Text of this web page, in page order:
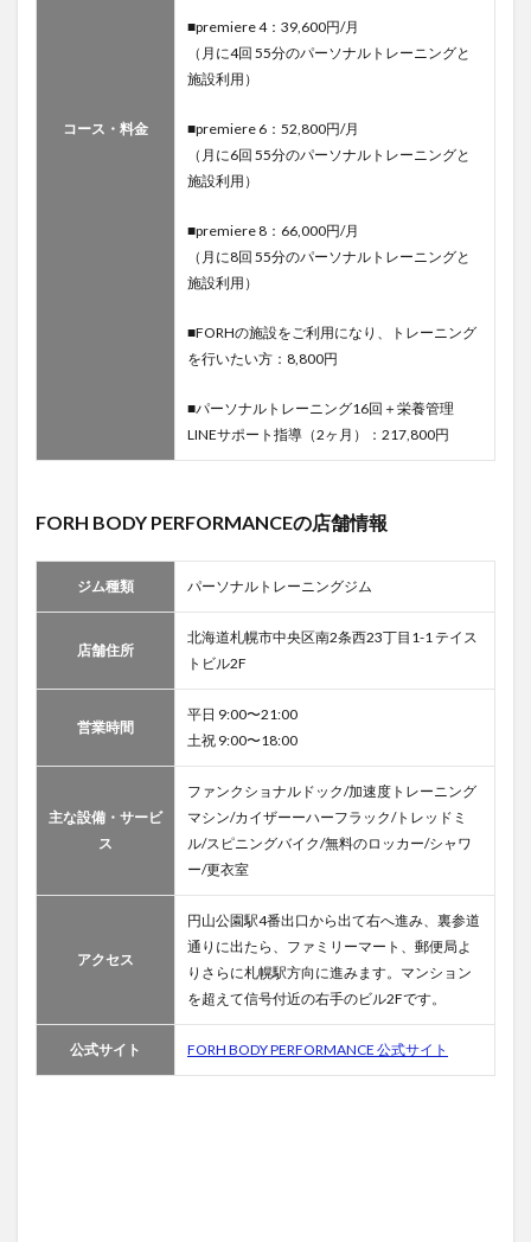
コース・料金
■premiere 4：39,600円/月
（月に4回 55分のパーソナルトレーニングと
施設利用）
■premiere 6：52,800円/月
（月に6回 55分のパーソナルトレーニングと
施設利用）
■premiere 8：66,000円/月
（月に8回 55分のパーソナルトレーニングと
施設利用）
■FORHの施設をご利用になり、トレーニング
を行いたい方：8,800円
■パーソナルトレーニング16回＋栄養管理
LINEサポート指導（2ヶ月）：217,800円
FORH BODY PERFORMANCEの店舗情報
ジム種類 パーソナルトレーニングジム
店舗住所
北海道札幌市中央区南2条西23丁目1-1 テイス
トビル2F
営業時間
平日 9:00〜21:00
土祝 9:00〜18:00
主な設備・サービ
ス
ファンクショナルドック/加速度トレーニング
マシン/カイザーーハーフラック/トレッドミ
ル/スピニングバイク/無料のロッカー/シャワ
ー/更衣室
アクセス
円山公園駅4番出口から出て右へ進み、裏参道
通りに出たら、ファミリーマート、郵便局よ
りさらに札幌駅方向に進みます。マンション
を超えて信号付近の右手のビル2Fです。
公式サイト FORH BODY PERFORMANCE 公式サイト